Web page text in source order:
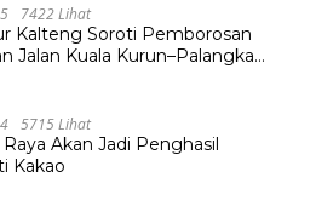
7422 Lihat
Kalteng Soroti Pemborosan
Jalan Kuala Kurun–Palangka
5715 Lihat
Akan Jadi Penghasil
Kakao